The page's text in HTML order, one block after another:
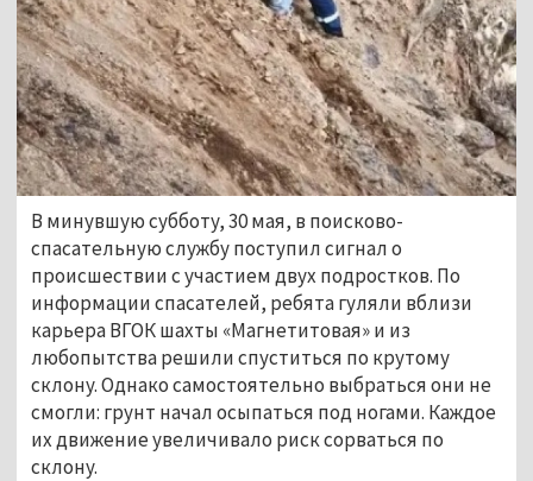
В минувшую субботу, 30 мая, в поисково-
спасательную службу поступил сигнал о
происшествии с участием двух подростков. По
информации спасателей, ребята гуляли вблизи
карьера ВГОК шахты «Магнетитовая» и из
любопытства решили спуститься по крутому
склону. Однако самостоятельно выбраться они не
смогли: грунт начал осыпаться под ногами. Каждое
их движение увеличивало риск сорваться по
склону.